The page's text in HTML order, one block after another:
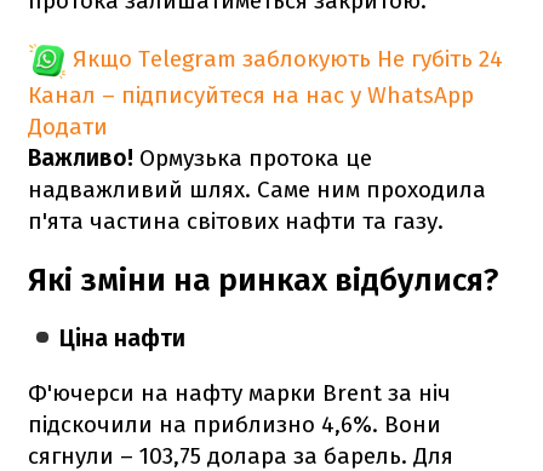
Якщо Telegram заблокують Не губіть 24
Канал – підписуйтеся на нас у WhatsApp
Додати
Важливо! Ормузька протока це
надважливий шлях. Саме ним проходила
п'ята частина світових нафти та газу.
Які зміни на ринках відбулися?
Ціна нафти
Ф'ючерси на нафту марки Brent за ніч
підскочили на приблизно 4,6%. Вони
сягнули – 103,75 долара за барель. Для